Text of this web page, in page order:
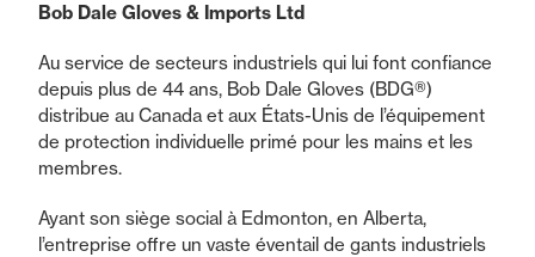
Bob Dale Gloves & Imports Ltd
Au service de secteurs industriels qui lui font confiance
depuis plus de 44 ans, Bob Dale Gloves (BDG®)
distribue au Canada et aux États-Unis de l’équipement
de protection individuelle primé pour les mains et les
membres.
Ayant son siège social à Edmonton, en Alberta,
l’entreprise offre un vaste éventail de gants industriels